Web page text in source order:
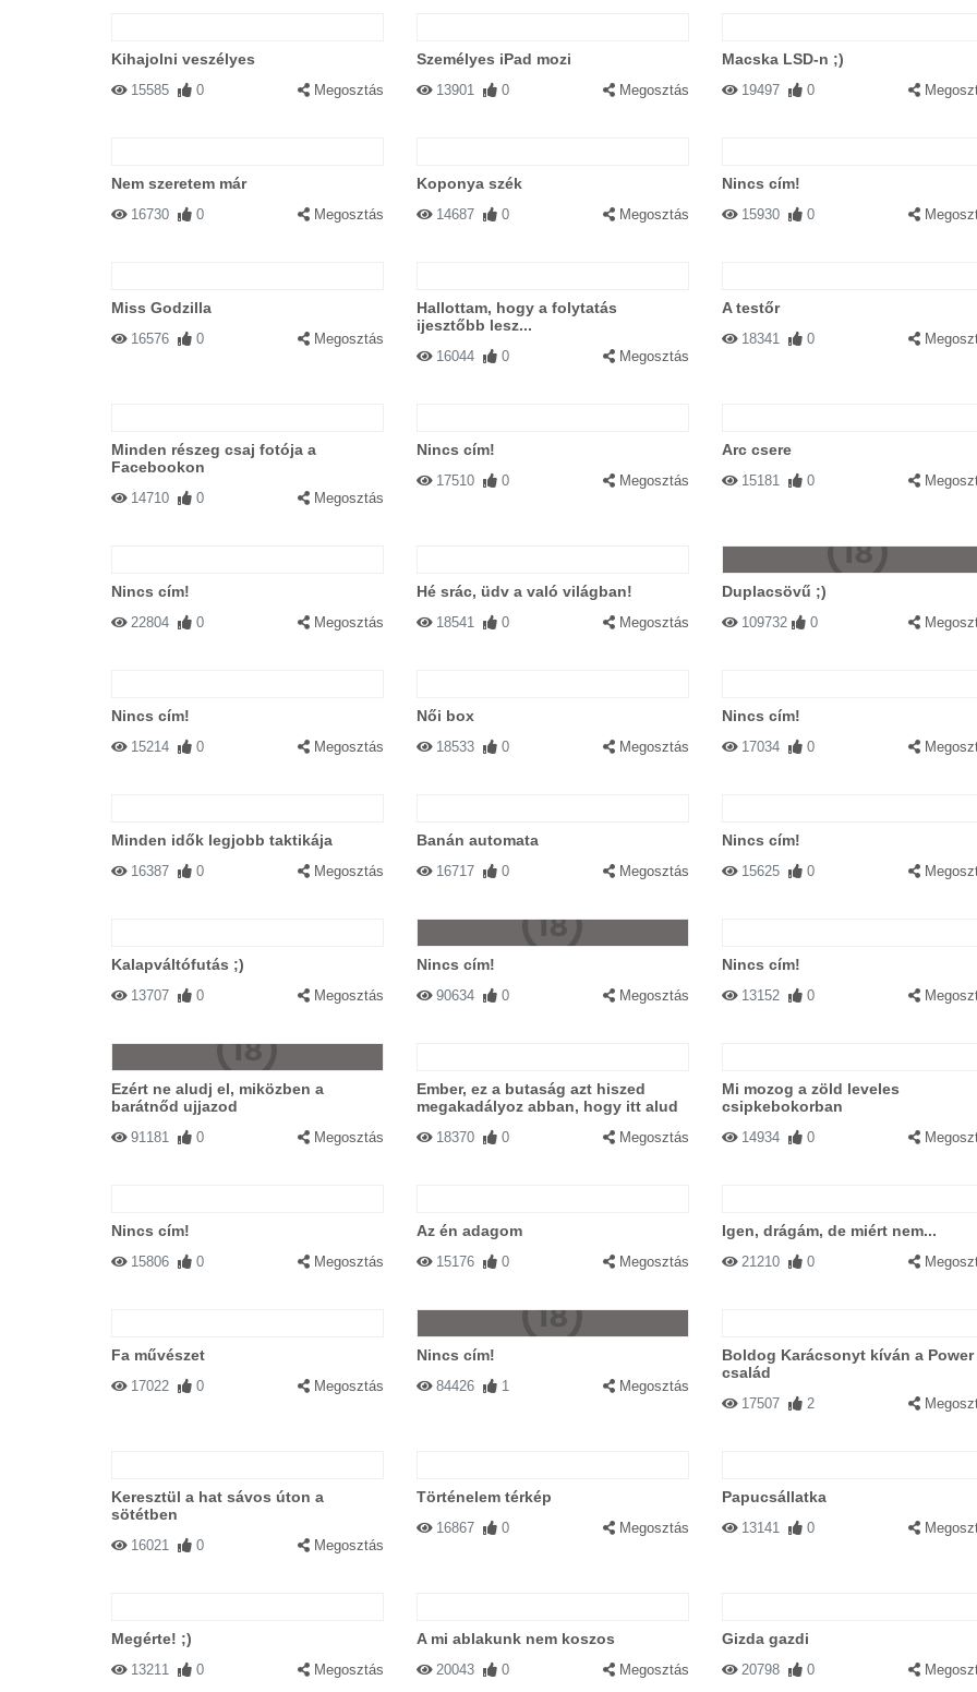
Kihajolni veszélyes
15585 0 Megosztás
Személyes iPad mozi
13901 0 Megosztás
Macska LSD-n ;)
19497 0
Nem szeretem már
16730 0 Megosztás
Koponya szék
14687 0 Megosztás
Nincs cím!
15930 0
Miss Godzilla
16576 0 Megosztás
Hallottam, hogy a folytatás
ijesztőbb lesz...
16044 0 Megosztás
A testőr
18341 0
Minden részeg csaj fotója a
Facebookon
14710 0 Megosztás
Nincs cím!
17510 0 Megosztás
Arc csere
15181 0
Nincs cím!
22804 0 Megosztás
Hé srác, üdv a való világban!
18541 0 Megosztás
Duplacsövű ;)
109732 0
Nincs cím!
15214 0 Megosztás
Női box
18533 0 Megosztás
Nincs cím!
17034 0
Minden idők legjobb taktikája
16387 0 Megosztás
Banán automata
16717 0 Megosztás
Nincs cím!
15625 0
Kalapváltófutás ;)
13707 0 Megosztás
Nincs cím!
90634 0 Megosztás
Nincs cím!
13152 0
Ezért ne aludj el, miközben a
barátnőd ujjazod
91181 0 Megosztás
Ember, ez a butaság azt hiszed
megakadályoz abban, hogy itt alud
18370 0 Megosztás
Mi mozog a zöld leveles
csipkebokorban
14934 0
Nincs cím!
15806 0 Megosztás
Az én adagom
15176 0 Megosztás
Igen, drágám, de miért nem...
21210 0
Fa művészet
17022 0 Megosztás
Nincs cím!
84426 1 Megosztás
Boldog Karácsonyt kíván a Power
család
17507 2
Keresztül a hat sávos úton a
sötétben
16021 0 Megosztás
Történelem térkép
16867 0 Megosztás
Papucsállatka
13141 0
Megérte! ;)
13211 0 Megosztás
A mi ablakunk nem koszos
20043 0 Megosztás
Gizda gazdi
20798 0